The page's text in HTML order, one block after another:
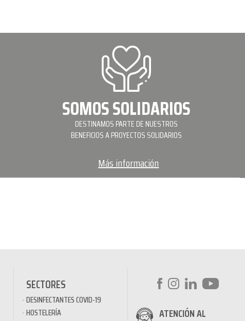
SOMOS SOLIDARIOS
DESTINAMOS PARTE DE NUESTROS
BENEFICIOS A PROYECTOS SOLIDARIOS
Más información
SECTORES
DESINFECTANTES COVID-19
HOSTELERÍA
ATENCIÓN AL